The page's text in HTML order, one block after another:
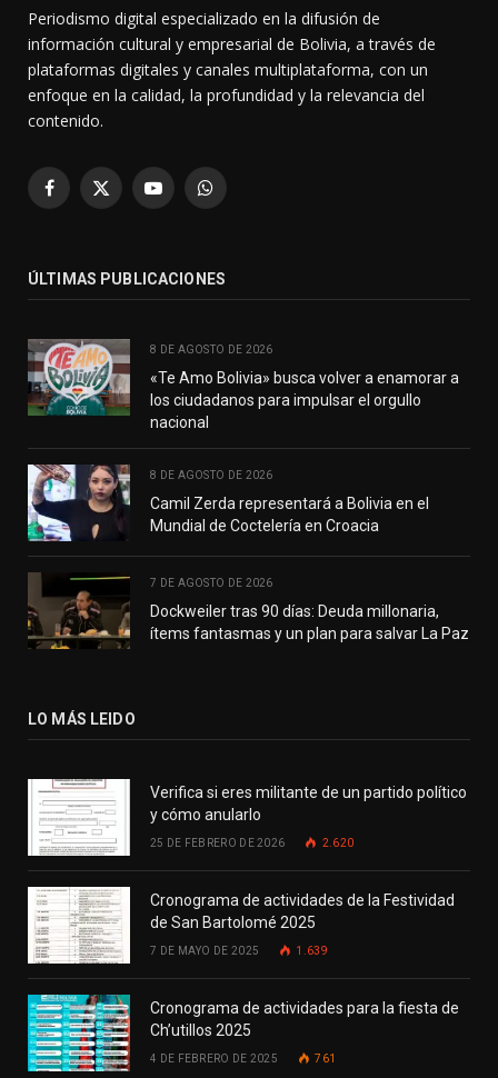
Periodismo digital especializado en la difusión de
información cultural y empresarial de Bolivia, a través de
plataformas digitales y canales multiplataforma, con un
enfoque en la calidad, la profundidad y la relevancia del
contenido.
Facebook
X
YouTubeWhatsApp
ÚLTIMAS PUBLICACIONES
8 DE AGOSTO DE 2026
«Te Amo Bolivia» busca volver a enamorar a
los ciudadanos para impulsar el orgullo
nacional
8 DE AGOSTO DE 2026
Camil Zerda representará a Bolivia en el
Mundial de Coctelería en Croacia
7 DE AGOSTO DE 2026
Dockweiler tras 90 días: Deuda millonaria,
ítems fantasmas y un plan para salvar La Paz
LO MÁS LEIDO
Verifica si eres militante de un partido político
y cómo anularlo
25 DE FEBRERO DE 2026 2.620
Cronograma de actividades de la Festividad
de San Bartolomé 2025
7 DE MAYO DE 2025 1.639
Cronograma de actividades para la fiesta de
Ch’utillos 2025
4 DE FEBRERO DE 2025 761